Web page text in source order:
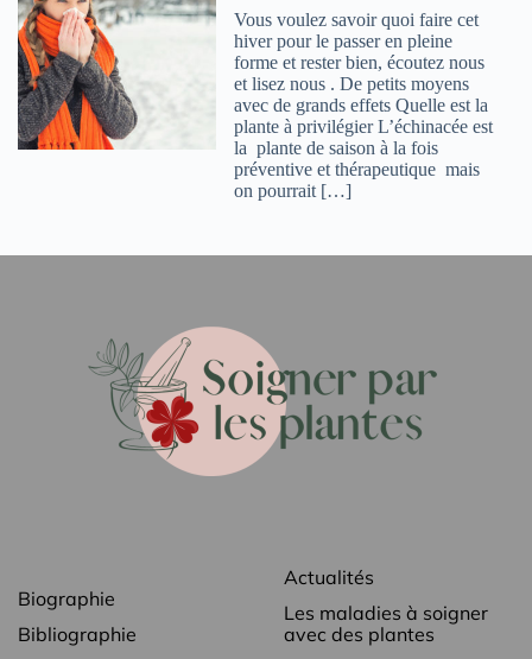
Vous voulez savoir quoi faire cet
hiver pour le passer en pleine
forme et rester bien, écoutez nous
et lisez nous . De petits moyens
avec de grands effets Quelle est la
plante à privilégier L’échinacée est
la plante de saison à la fois
préventive et thérapeutique mais
on pourrait […]
Biographie
Bibliographie
Actualités
Les maladies à soigner
avec des plantes